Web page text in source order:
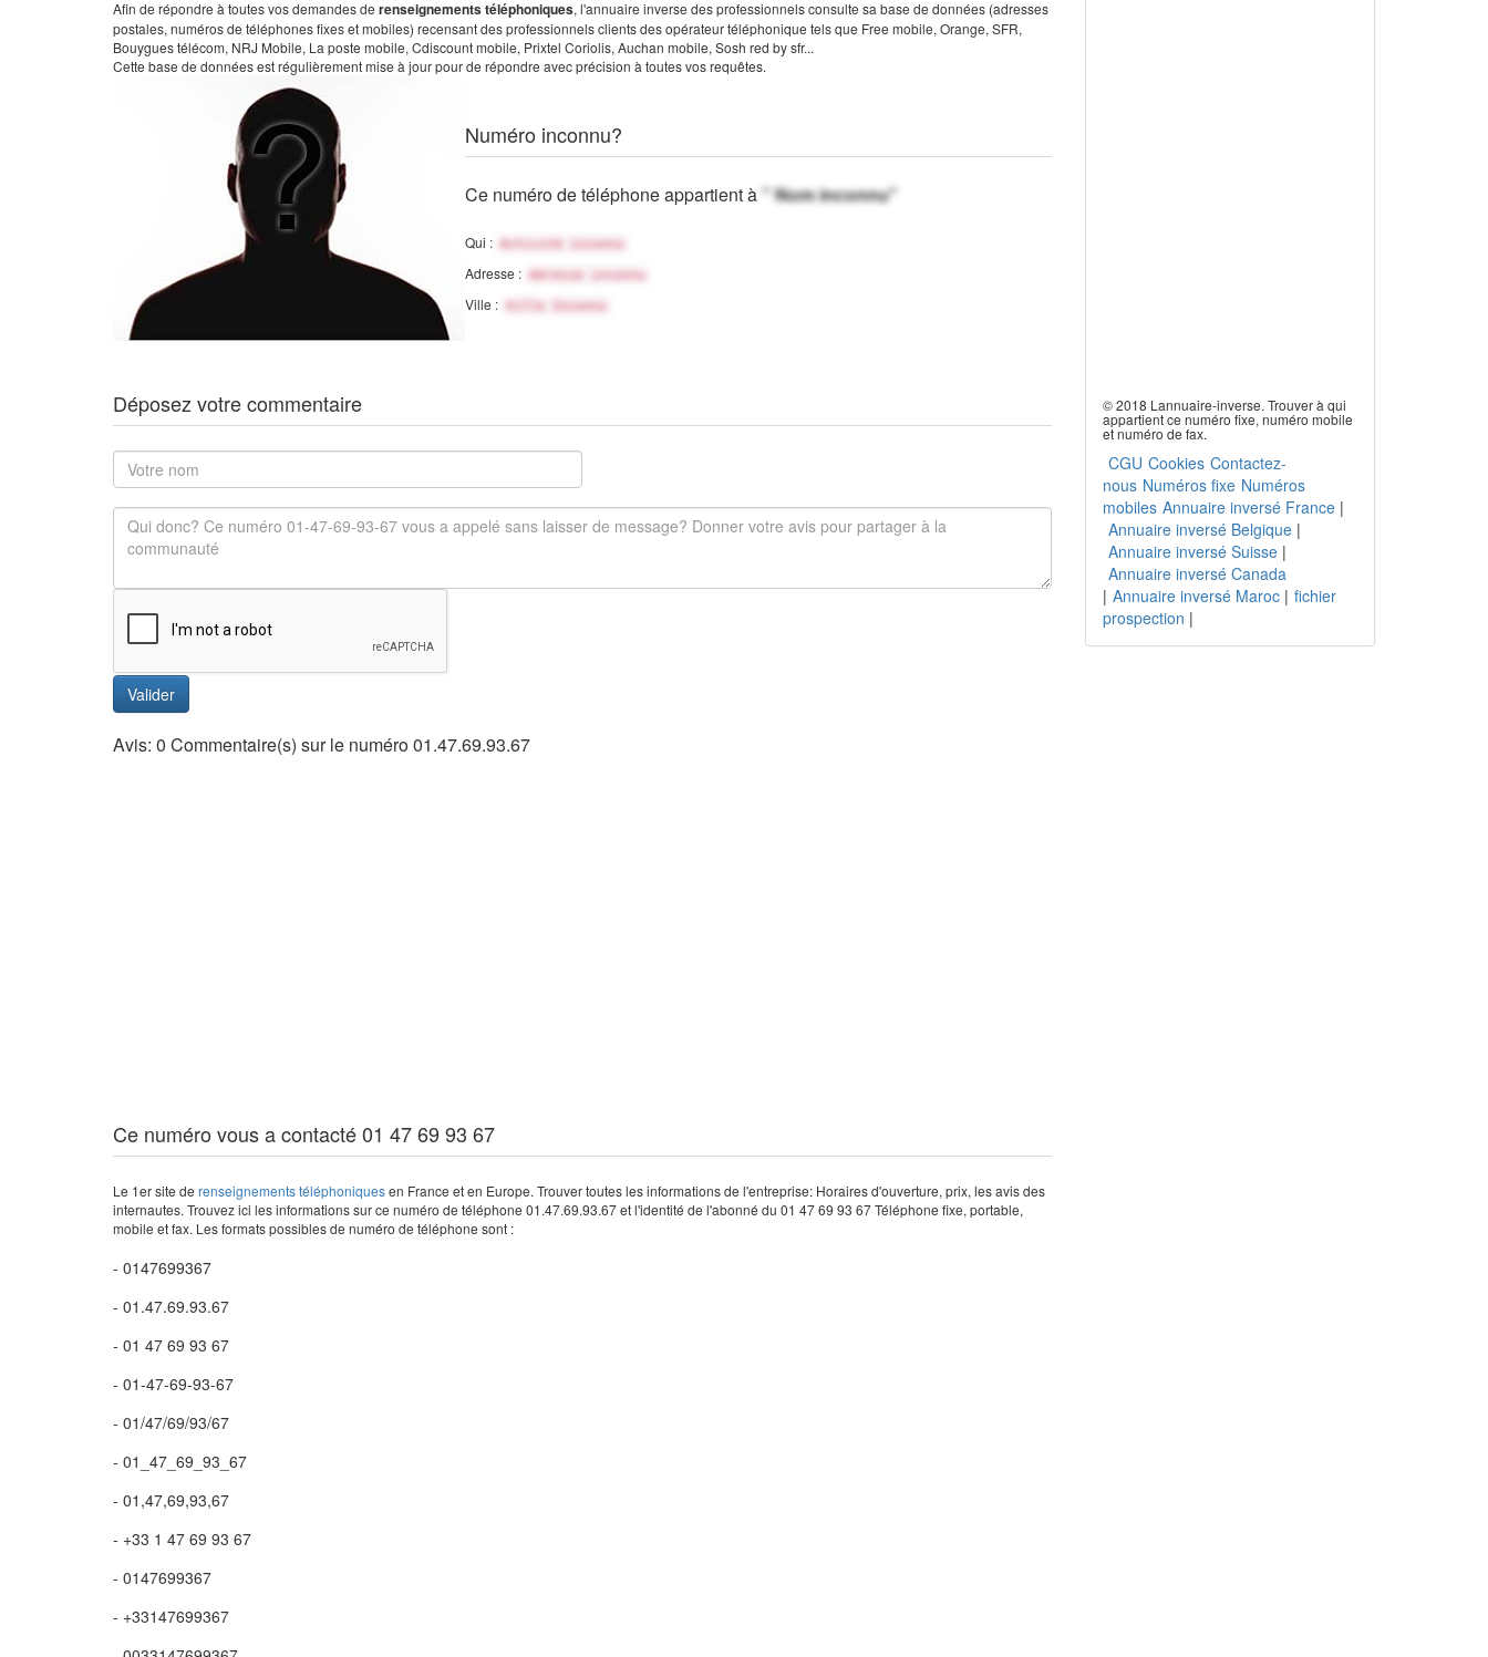
Afin de répondre à toutes vos demandes de renseignements téléphoniques, l'annuaire inverse des professionnels consulte sa base de données (adresses
postales, numéros de téléphones fixes et mobiles) recensant des professionnels clients des opérateur téléphonique tels que Free mobile, Orange, SFR,
Bouygues télécom, NRJ Mobile, La poste mobile, Cdiscount mobile, Prixtel Coriolis, Auchan mobile, Sosh red by sfr...
Cette base de données est régulièrement mise à jour pour de répondre avec précision à toutes vos requêtes.
Numéro inconnu?
Ce numéro de téléphone appartient à" Nom inconnu"
Qui : Activité inconnu
Adresse : Adresse inconnu
Ville : Ville Inconnu
Déposez votre commentaire
Valider
Avis: 0 Commentaire(s) sur le numéro 01.47.69.93.67
Ce numéro vous a contacté 01 47 69 93 67
Le 1er site de renseignements téléphoniquesen France et en Europe. Trouver toutes les informations de l'entreprise: Horaires d'ouverture, prix, les avis des
internautes. Trouvez ici les informations sur ce numéro de téléphone 01.47.69.93.67 et l'identité de l'abonné du 01 47 69 93 67 Téléphone fixe, portable,
mobile et fax. Les formats possibles de numéro de téléphone sont :
- 0147699367
- 01.47.69.93.67
- 01 47 69 93 67
- 01-47-69-93-67
- 01/47/69/93/67
- 01_47_69_93_67
- 01,47,69,93,67
- +33 1 47 69 93 67
- 0147699367
- +33147699367
© 2018 Lannuaire-inverse. Trouver à qui
appartient ce numéro fixe, numéro mobile
et numéro de fax.
CGU Cookies Contactez-
nous Numéros fixe Numéros
mobiles Annuaire inversé France|
Annuaire inversé Belgique|
Annuaire inversé Suisse|
Annuaire inversé Canada
| Annuaire inversé Maroc| fichier
prospection |